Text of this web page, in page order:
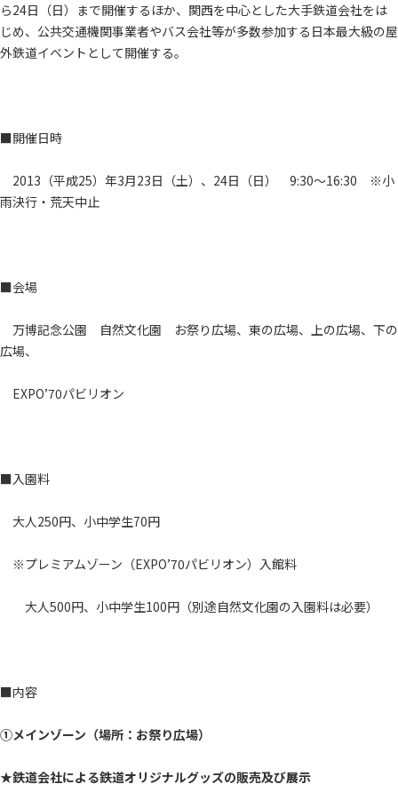
ら24日（日）まで開催するほか、関西を中心とした大手鉄道会社をは
じめ、公共交通機関事業者やバス会社等が多数参加する日本最大級の屋
外鉄道イベントとして開催する。
■開催日時
2013（平成25）年3月23日（土）、24日（日） 9:30～16:30 ※小
雨決行・荒天中止
■会場
万博記念公園 自然文化園 お祭り広場、東の広場、上の広場、下の
広場、
EXPO’70パビリオン
■入園料
大人250円、小中学生70円
※プレミアムゾーン（EXPO’70パビリオン）入館料
大人500円、小中学生100円（別途自然文化園の入園料は必要）
■内容
①メインゾーン（場所：お祭り広場）
★鉄道会社による鉄道オリジナルグッズの販売及び展示